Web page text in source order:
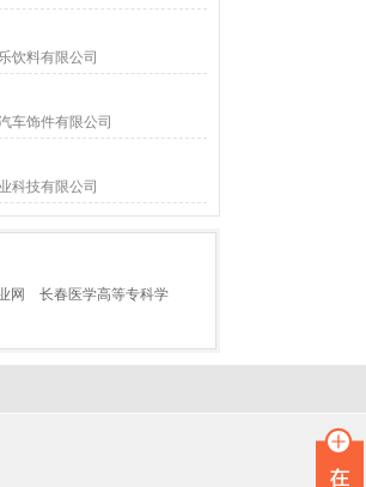
饮料有限公司
车饰件有限公司
科技有限公司
网
长春医学高等专科学